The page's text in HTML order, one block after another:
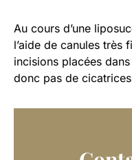
Au cours d’une
l’aide de canules très
incisions placées
donc pas de